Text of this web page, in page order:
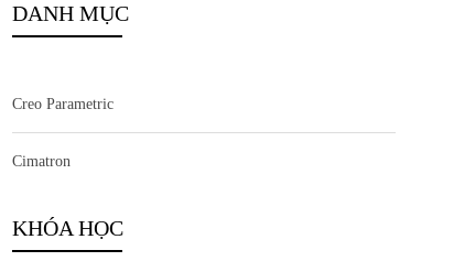
DANH MỤC
Creo Parametric
Cimatron
KHÓA HỌC
Thiết kế khuôn với Cimatron